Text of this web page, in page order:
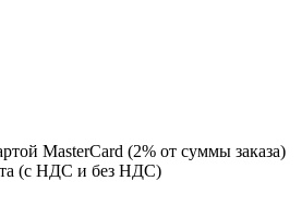
MasterCard (2% от суммы заказа)
(с НДС и без НДС)